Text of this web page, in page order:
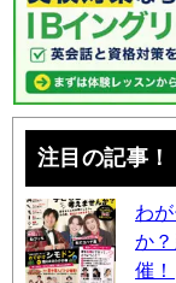
注目の記事！
わ
か
催！